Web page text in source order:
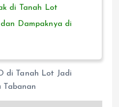
di Tanah Lot
Dampaknya di
di Tanah Lot Jadi
Tabanan